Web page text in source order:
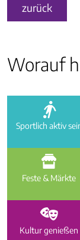
zurück
Worauf
a
Sportlich aktiv
f
Feste & Märkte
d
Kultur genießen